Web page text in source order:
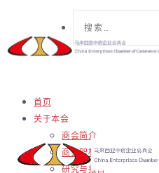
首页
关于本会
商会简介
商会架构
研究与报告